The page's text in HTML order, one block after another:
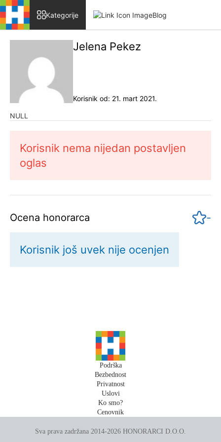
Skip to content
Kategorije
Blog
Jelena Pekez
Korisnik od: 21. mart 2021.
NULL
Korisnik nema nijedan postavljen
oglas
Ocena honorarca -
Korisnik još uvek nije ocenjen
Podrška
Bezbednost
Privatnost
Uslovi
Ko smo?
Cenovnik
Sva prava zadržana 2014-2026 HONORARCI D.O.O.